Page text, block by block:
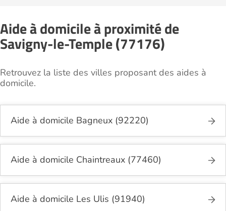
Aide à domicile à proximité de
Savigny-le-Temple (77176)
Retrouvez la liste des villes proposant des aides à
domicile.
Aide à domicile Bagneux (92220)
Aide à domicile Chaintreaux (77460)
Aide à domicile Les Ulis (91940)